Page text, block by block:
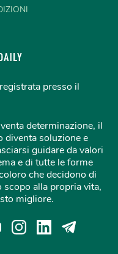
presso il
determinazione, il
diventa soluzione e
guidare da valori
e di tutte le forme
che decidono di
alla propria vita,
migliore.